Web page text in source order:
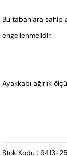
Bu tabanlara sahip
engellenmelidir.
Ayakkabı ağırlık
Stok Kodu : 9413-